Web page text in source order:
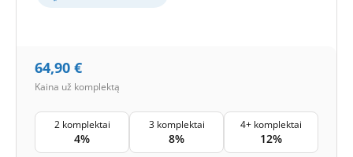
64,90 €
Kaina už komplektą
2 komplektai
4%
3 komplektai
8%
4+ komplektai
12%